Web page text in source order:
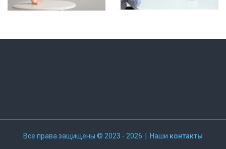
Все права защищены © 2023 - 2026 | Наши контакты